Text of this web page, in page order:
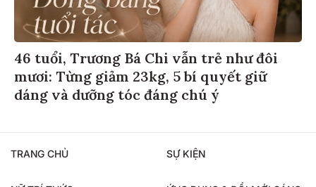
46 tuổi, Trương Bá Chi vẫn trẻ như đôi
mươi: Từng giảm 23kg, 5 bí quyết giữ
dáng và dưỡng tóc đáng chú ý
TRANG CHỦ SỰ KIỆN